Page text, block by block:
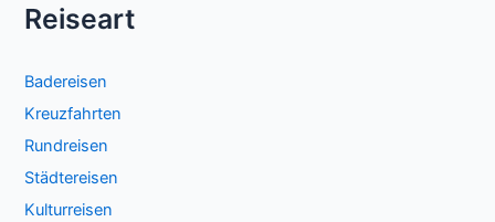
Reiseart
Badereisen
Kreuzfahrten
Rundreisen
Städtereisen
Kulturreisen